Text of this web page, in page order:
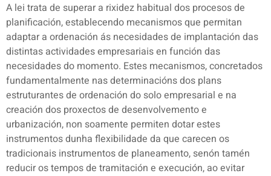
A lei trata de superar a rixidez habitual dos procesos de
planificación, establecendo mecanismos que permitan
adaptar a ordenación ás necesidades de implantación das
distintas actividades empresariais en función das
necesidades do momento. Estes mecanismos, concretados
fundamentalmente nas determinacións dos plans
estruturantes de ordenación do solo empresarial e na
creación dos proxectos de desenvolvemento e
urbanización, non soamente permiten dotar estes
instrumentos dunha flexibilidade da que carecen os
tradicionais instrumentos de planeamento, senón tamén
reducir os tempos de tramitación e execución, ao evitar